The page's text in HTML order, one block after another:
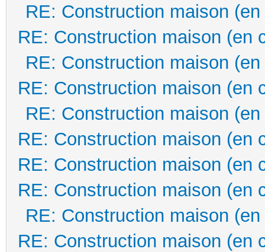
RE: Construction maison
RE: Construction maison (en
RE: Construction maison
RE: Construction maison (en
RE: Construction maison
RE: Construction maison (en
RE: Construction maison (en
RE: Construction maison (en
RE: Construction maison
RE: Construction maison (en